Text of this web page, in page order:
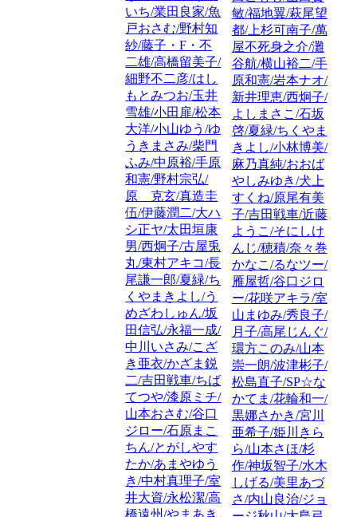
いち/業田良家/魚
戸おさむ/野村知
紗/藤子・F・不
二雄/高橋留美子/
細野不二彦/はし
もとみつお/玉井
雪雄/小田扉/松本
大洋/小山ゆう/ゆ
うきまさみ/柴門
ふみ/中原裕/手原
和憲/野村宗弘/
原 克玄/真造圭
伍/伊藤潤二/大ハ
シ正ヤ/太田垣康
男/西炯子/古屋兎
丸/東村アキコ/長
尾謙一郎/夏緑/ち
くやまきよし/う
めざわしゅん/坂
田信弘/永福一成/
中川いさみ/こざ
き亜衣/かざま鋭
二/吉田戦車/ちば
てつや/漆原ミチ/
山本おさむ/谷口
ジロー/石原まこ
ちん/とがしやす
たか/あまやゆう
き/中村真理子/室
井大資/永松潔/高
橋遠州/やまあき
敏/福地翼/萩尾望
都/上杉可南子/萬
屋不死身之介/灘
谷航/横山裕二/手
原和憲/岩本ナオ/
新井理恵/西炯子/
よしまさこ/石坂
啓/夏緑/ちくやま
きよし/小林博美/
麻乃真純/おおば
やしみゆき/犬上
すくね/原尾有美
子/吉田戦車/近藤
ようこ/そにしけ
んじ/穂積/奈々巻
かなこ/るなツー/
雁屋哲/谷口ジロ
ー/花咲アキラ/室
山まゆみ/秀良子/
月子/高尾じんぐ/
環方このみ/山本
崇一朗/波津彬子/
松島直子/SP☆な
かてま/花輪和一/
黒娜さかき/宮川
亜希子/姫川きら
ら/山本さほ/杉
作/神坂智子/水木
しげる/美里あづ
さ/内山良治/ジョ